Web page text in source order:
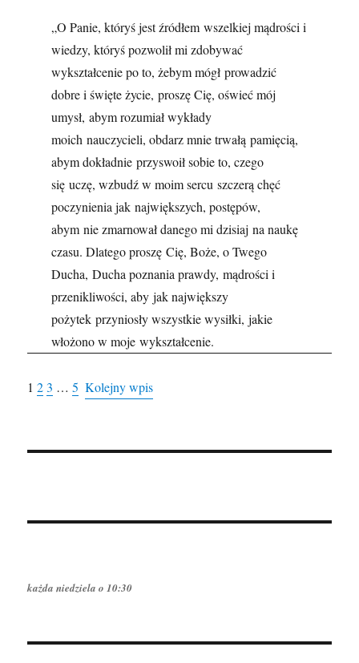
„O Panie, któryś jest źródłem wszelkiej mądrości i
wiedzy, któryś pozwolił mi zdobywać
wykształcenie po to, żebym mógł prowadzić
dobre i święte życie, proszę Cię, oświeć mój
umysł, abym rozumiał wykłady
moich nauczycieli, obdarz mnie trwałą pamięcią,
abym dokładnie przyswoił sobie to, czego
się uczę, wzbudź w moim sercu szczerą chęć
poczynienia jak największych, postępów,
abym nie zmarnował danego mi dzisiaj na naukę
czasu. Dlatego proszę Cię, Boże, o Twego
Ducha, Ducha poznania prawdy, mądrości i
przenikliwości, aby jak największy
pożytek przyniosły wszystkie wysiłki, jakie
włożono w moje wykształcenie.
1 2 3 … 5 Kolejny wpis
każda niedziela o 10:30